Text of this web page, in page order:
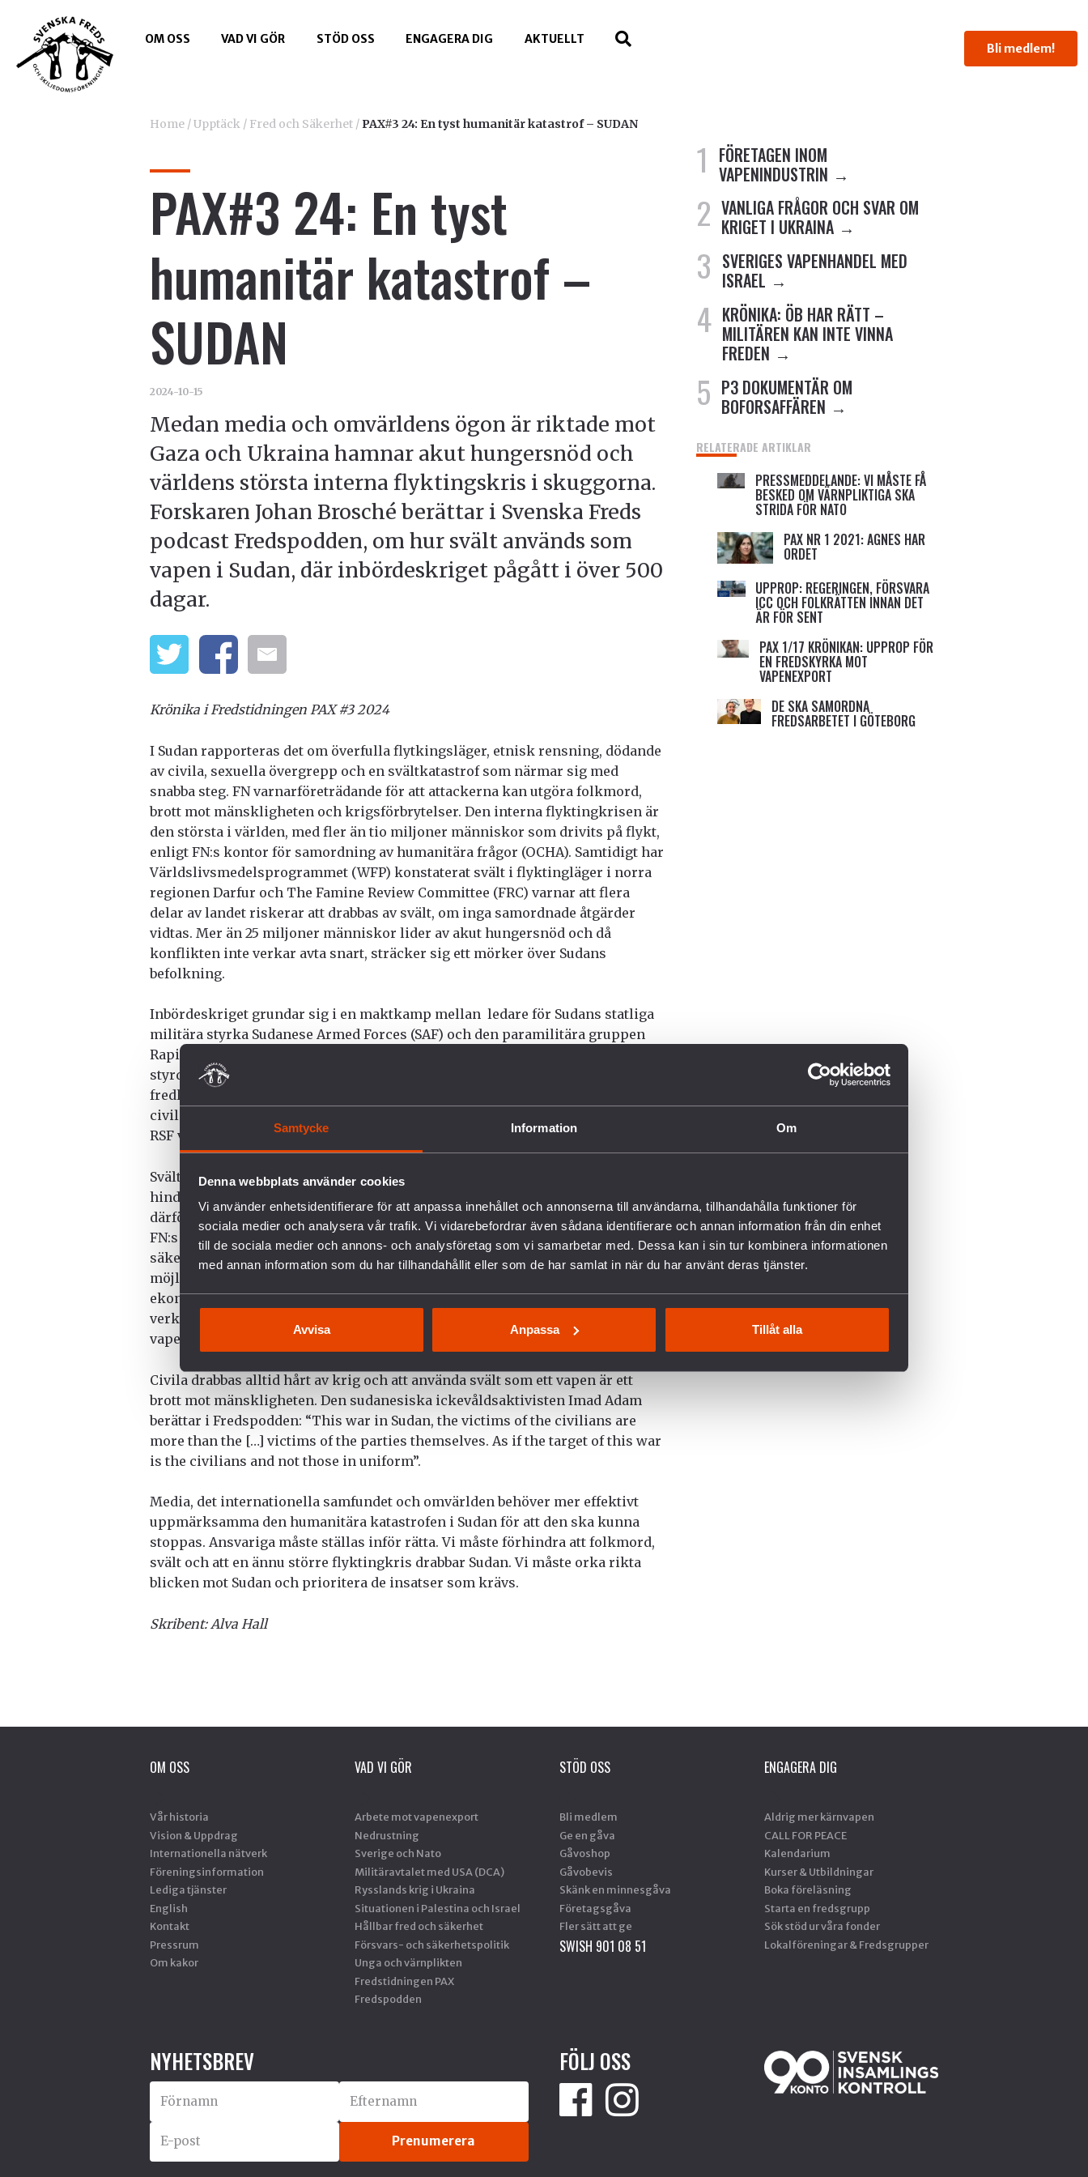
Samtycke Information Om
Denna webbplats använder cookies
Vi använder enhetsidentifierare för att anpassa innehållet och annonserna till användarna, tillhandahålla funktioner för
sociala medier och analysera vår trafik. Vi vidarebefordrar även sådana identifierare och annan information från din enhet
till de sociala medier och annons- och analysföretag som vi samarbetar med. Dessa kan i sin tur kombinera informationen
med annan information som du har tillhandahållit eller som de har samlat in när du har använt deras tjänster.
Avvisa Anpassa Tillåt alla
OM OSS VAD VI GÖR STÖD OSS ENGAGERA DIG AKTUELLT
Bli medlem!
Home/Upptäck/ Fred och Säkerhet/ PAX#3 24: En tyst humanitär katastrof – SUDAN
PAX#3 24: En tyst
humanitär katastrof –
SUDAN
2024-10-15
Medan media och omvärldens ögon är riktade mot
Gaza och Ukraina hamnar akut hungersnöd och
världens största interna flyktingskris i skuggorna.
Forskaren Johan Brosché berättar i Svenska Freds
podcast Fredspodden, om hur svält används som
vapen i Sudan, där inbördeskriget pågått i över 500
dagar.
Krönika i Fredstidningen PAX #3 2024
I Sudan rapporteras det om överfulla flytkingsläger, etnisk rensning, dödande
av civila, sexuella övergrepp och en svältkatastrof som närmar sig med
snabba steg. FN varnarföreträdande för att attackerna kan utgöra folkmord,
brott mot mänskligheten och krigsförbrytelser. Den interna flyktingkrisen är
den största i världen, med fler än tio miljoner människor som drivits på flykt,
enligt FN:s kontor för samordning av humanitära frågor (OCHA). Samtidigt har
Världslivsmedelsprogrammet (WFP) konstaterat svält i flyktingläger i norra
regionen Darfur och The Famine Review Committee (FRC) varnar att flera
delar av landet riskerar att drabbas av svält, om inga samordnade åtgärder
vidtas. Mer än 25 miljoner människor lider av akut hungersnöd och då
konflikten inte verkar avta snart, sträcker sig ett mörker över Sudans
befolkning.
Inbördeskriget grundar sig i en maktkamp mellan ledare för Sudans statliga
militära styrka Sudanese Armed Forces (SAF) och den paramilitära gruppen
Rapid Support Forces (RSF). Sudan har en lång historia av inbördeskrig och
styrdes länge av diktatorn Omar al Bashir, som avsattes 2019 efter månader av
fredliga protester. Efter det skapades en övergångsregering bestående av
civila och militära aktörer. I april 2023 bröt nya stridigheter ut mellan SAF och
RSF vilka har lett till dagens humanitära katastrof.
Svälten i Sudan är skapad och styrd av människor: De stridande parterna
hindrar hjälpinsatser att ta sig in i områden de kontrollerar, mat och hjälp når
därför inte dit den behövs som mest. Världslivsmedelsprogrammet (WFP) och
FN:s barnfond (UNICEF) uppmanar alla parter att garantera obehindrat och
säkert tillträde för humanitära insatser i Sudan för att göra deras arbete
möjligt. De uppmanar också det internationella samfundet att öka sitt
ekonomiska stöd till humanitära insatser och använda alla diplomatiska
verktyg som står till deras förfogande för att få till stånd en omedelbar
vapenvila.
Civila drabbas alltid hårt av krig och att använda svält som ett vapen är ett
brott mot mänskligheten. Den sudanesiska ickevåldsaktivisten Imad Adam
berättar i Fredspodden: “This war in Sudan, the victims of the civilians are
more than the […] victims of the parties themselves. As if the target of this war
is the civilians and not those in uniform”.
Media, det internationella samfundet och omvärlden behöver mer effektivt
uppmärksamma den humanitära katastrofen i Sudan för att den ska kunna
stoppas. Ansvariga måste ställas inför rätta. Vi måste förhindra att folkmord,
svält och att en ännu större flyktingkris drabbar Sudan. Vi måste orka rikta
blicken mot Sudan och prioritera de insatser som krävs.
Skribent: Alva Hall
FÖRETAGEN INOM
VAPENINDUSTRIN
VANLIGA FRÅGOR OCH SVAR OM
KRIGET I UKRAINA
SVERIGES VAPENHANDEL MED
ISRAEL
KRÖNIKA: ÖB HAR RÄTT –
MILITÄREN KAN INTE VINNA
FREDEN
P3 DOKUMENTÄR OM
BOFORSAFFÄREN
RELATERADE ARTIKLAR
PRESSMEDDELANDE: VI MÅSTE FÅ
BESKED OM VÄRNPLIKTIGA SKA
STRIDA FÖR NATO
PAX NR 1 2021: AGNES HAR
ORDET
UPPROP: REGERINGEN, FÖRSVARA
ICC OCH FOLKRÄTTEN INNAN DET
ÄR FÖR SENT
PAX 1/17 KRÖNIKAN: UPPROP FÖR
EN FREDSKYRKA MOT
VAPENEXPORT
DE SKA SAMORDNA
FREDSARBETET I GÖTEBORG
OM OSS
Vår historia
Vision & Uppdrag
Internationella nätverk
Föreningsinformation
Lediga tjänster
English
Kontakt
Pressrum
Om kakor
VAD VI GÖR
Arbete mot vapenexport
Nedrustning
Sverige och Nato
Militäravtalet med USA (DCA)
Rysslands krig i Ukraina
Situationen i Palestina och Israel
Hållbar fred och säkerhet
Försvars- och säkerhetspolitik
Unga och värnplikten
Fredstidningen PAX
Fredspodden
STÖD OSS
Bli medlem
Ge en gåva
Gåvoshop
Gåvobevis
Skänk en minnesgåva
Företagsgåva
Fler sätt att ge
SWISH 901 08 51
ENGAGERA DIG
Aldrig mer kärnvapen
CALL FOR PEACE
Kalendarium
Kurser & Utbildningar
Boka föreläsning
Starta en fredsgrupp
Sök stöd ur våra fonder
Lokalföreningar & Fredsgrupper
NYHETSBREV FÖLJ OSS